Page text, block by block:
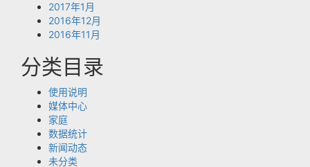
2017年1月
2016年12月
2016年11月
分类目录
使用说明
媒体中心
家庭
数据统计
新闻动态
未分类